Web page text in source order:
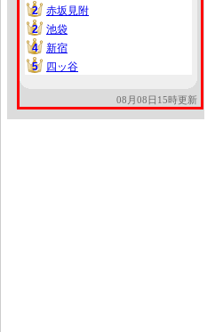
2
2
赤坂見附
2
2
池袋
4
4
新宿
5
5 四ッ谷
08月08日15時更新